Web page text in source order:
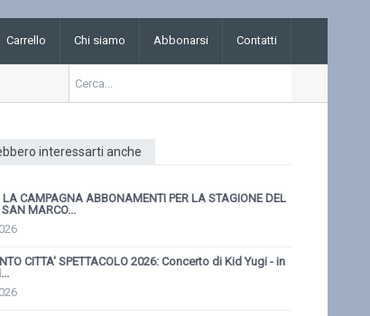
Carrello Chi siamo Abbonarsi Contatti
interessarti anche
LA CAMPAGNA ABBONAMENTI PER LA STAGIONE DEL
SAN MARCO...
CITTA' SPETTACOLO 2026: Concerto di Kid Yugi - in